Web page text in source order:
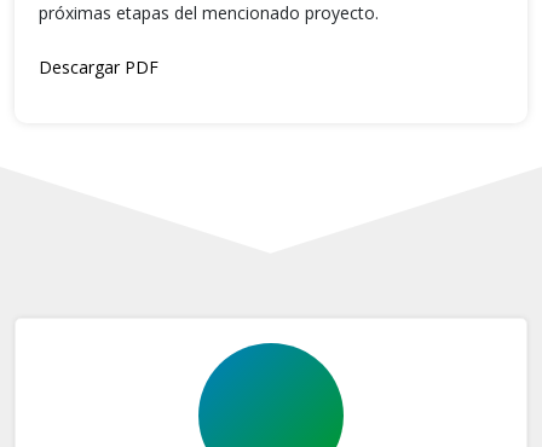
próximas etapas del mencionado proyecto.
Descargar PDF